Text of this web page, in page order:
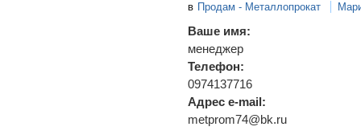
в Продам - Металлопрокат
Ваше имя:
менеджер
Телефон:
0974137716
Адрес e-mail:
metprom74@bk.ru